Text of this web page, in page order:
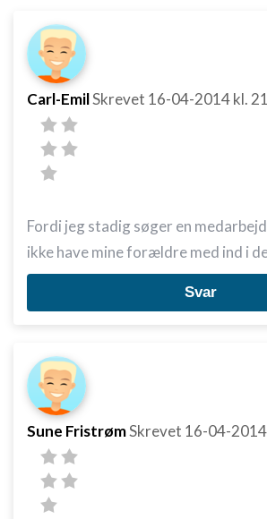
Carl-EmilSkrevet 16-04-2014kl.
Fordi jeg stadig søger en
ikke have mine forældre med ind i
Svar
Sune FristrømSkrevet 16-04-2014